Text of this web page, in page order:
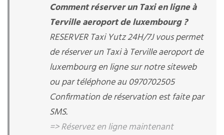
Comment réserver un Taxi en ligne à
Terville aeroport de luxembourg ?
RESERVER Taxi Yutz 24H/7J vous permet
de réserver un Taxi à Terville aeroport de
luxembourg en ligne sur notre siteweb
ou par téléphone au 0970702505
Confirmation de réservation est faite par
SMS.
=> Réservez en ligne maintenant